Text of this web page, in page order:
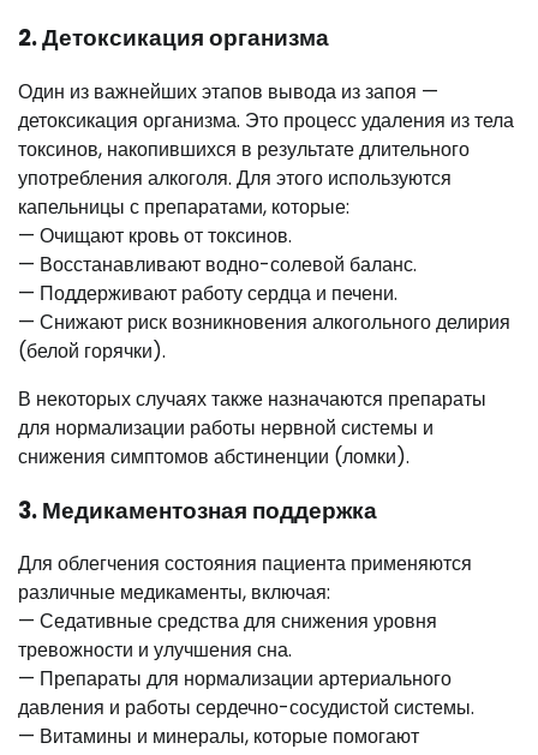
2. Детоксикация организма
Один из важнейших этапов вывода из запоя —
детоксикация организма. Это процесс удаления из тела
токсинов, накопившихся в результате длительного
употребления алкоголя. Для этого используются
капельницы с препаратами, которые:
— Очищают кровь от токсинов.
— Восстанавливают водно-солевой баланс.
— Поддерживают работу сердца и печени.
— Снижают риск возникновения алкогольного делирия
(белой горячки).
В некоторых случаях также назначаются препараты
для нормализации работы нервной системы и
снижения симптомов абстиненции (ломки).
3. Медикаментозная поддержка
Для облегчения состояния пациента применяются
различные медикаменты, включая:
— Седативные средства для снижения уровня
тревожности и улучшения сна.
— Препараты для нормализации артериального
давления и работы сердечно-сосудистой системы.
— Витамины и минералы, которые помогают